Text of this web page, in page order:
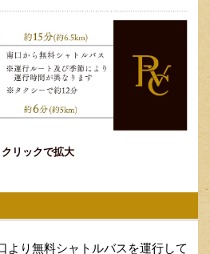
クリックで拡大
より無料シャトルバスを運行して